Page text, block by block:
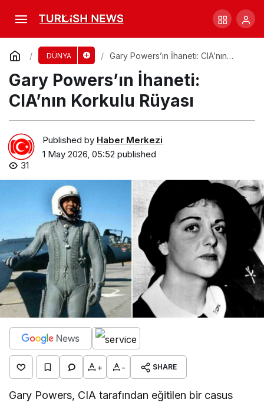
DÜNYA
Gary Powers’ın İhaneti: CIA’nın
Gary Powers’ın İhaneti:
CIA’nın Korkulu Rüyası
Published by Haber Merkezi
1 May 2026, 05:52 published
31
+ - SHARE
Gary Powers, CIA tarafından eğitilen bir casus
Yüksek Mahkeme Kararı: Seçimlerdeki Eşitlik
Tehditte
Comment Share